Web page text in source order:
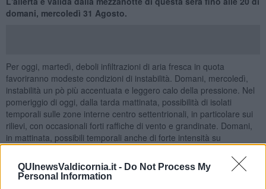
QUInewsValdicornia.it - Do Not Process My
Personal Information
domani, mercoledì 31 Agosto.
Per oggi, martedì, deboli infiltrazioni di aria fresca in quota
favoriranno modeste condizioni di instabilità. Domani, mercoledì,
instabilità un pò più accentuata e leggero calo della pressione. Nel
pomeriggio di oggi, dalla tarda mattinata, possibilità di isolati
temporali sulle zone interne centro settentrionali, in particolare sui
rilievi, con occasionali forti raffiche di vento e grandinate. Domani,
in mattinata, possibili temporali anche di forte intensità su
Arcipelago e costa settentrionale, successivamente più probabili e
frequenti sulle zone interne del centro nord della regione. Ancora
possibilità di forti colpi di vento e grandinate.